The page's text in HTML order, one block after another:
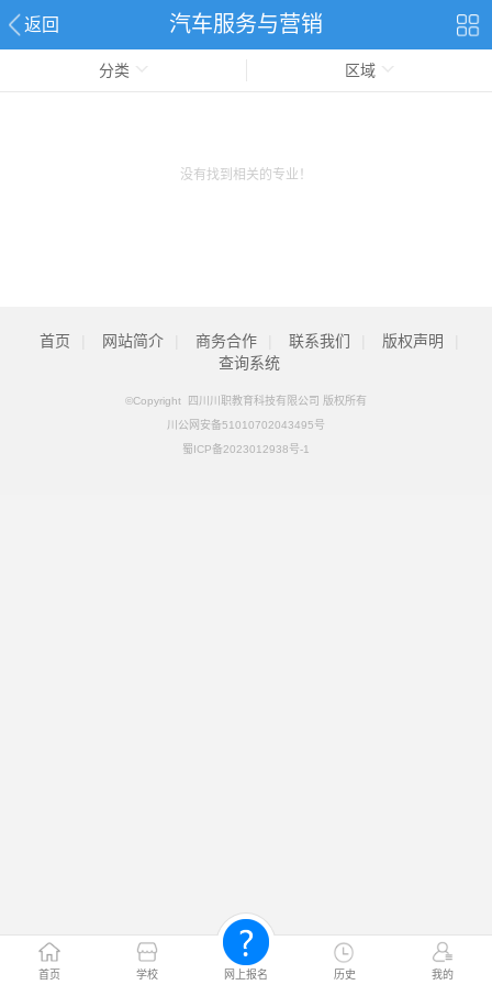
返回 汽车服务与营销
首页 学校 网上报名 历史 我的
分类 区域
没有找到相关的专业！
首页 网站简介 商务合作 联系我们 版权声明
查询系统
©Copyright 四川川职教育科技有限公司 版权所有
川公网安备51010702043495号
蜀ICP备2023012938号-1